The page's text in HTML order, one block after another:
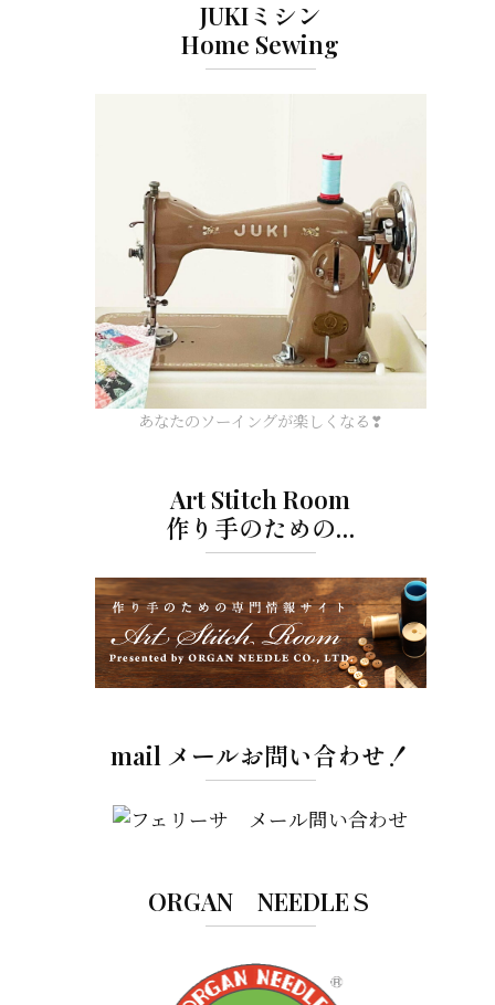
JUKIミシン
Home Sewing
あなたのソーイングが楽しくなる❣
Art Stitch Room
作り手のための…
mail メールお問い合わせ！
ORGAN NEEDLEＳ